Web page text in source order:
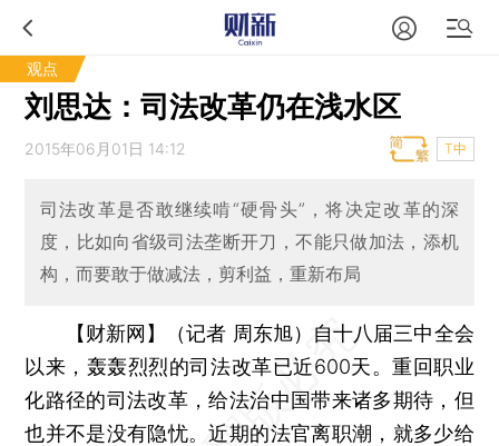
观点
刘思达：司法改革仍在浅水区
2015年06月01日 14:12 T中
司法改革是否敢继续啃“硬骨头”，将决定改革的深
度，比如向省级司法垄断开刀，不能只做加法，添机
构，而要敢于做减法，剪利益，重新布局
【财新网】（记者 周东旭） 自十八届三中全会
以来，轰轰烈烈的司法改革已近600天。重回职业
化路径的司法改革，给法治中国带来诸多期待，但
也并不是没有隐忧。近期的法官离职潮，就多少给